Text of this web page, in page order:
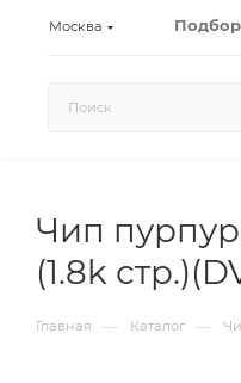
Москва
Чип
(1.8k
Главная — Каталог —